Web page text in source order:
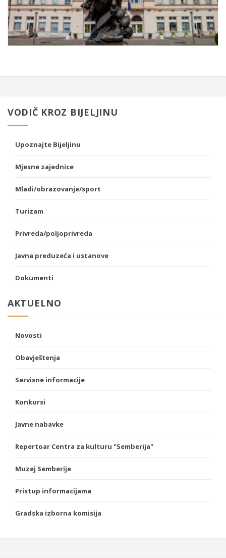
VODIČ KROZ BIJELJINU
Upoznajte Bijeljinu
Mjesne zajednice
Mladi/obrazovanje/sport
Turizam
Privreda/poljoprivreda
Javna preduzeća i ustanove
Dokumenti
AKTUELNO
Novosti
Obavještenja
Servisne informacije
Konkursi
Javne nabavke
Repertoar Centra za kulturu "Semberija"
Muzej Semberije
Pristup informacijama
Gradska izborna komisija